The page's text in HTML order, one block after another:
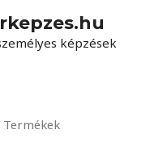
képzések
Termékek